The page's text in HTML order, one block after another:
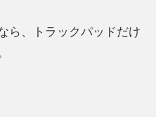
ら、トラックパッドだけ